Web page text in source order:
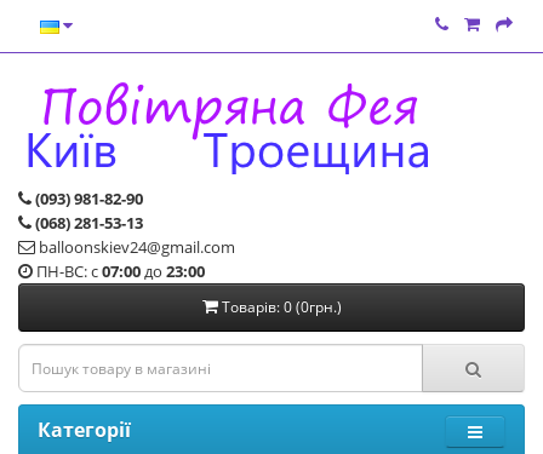
(093) 981-82-90
(068) 281-53-13
balloonskiev24@gmail.com
ПН-ВС: с07:00до 23:00
Товарів: 0 (0грн.)
Категорії